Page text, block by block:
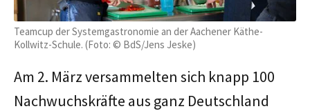
Teamcup der Systemgastronomie an der Aachener Käthe-
Kollwitz-Schule. (Foto: © BdS/Jens Jeske)
Am 2. März versammelten sich knapp 100
Nachwuchskräfte aus ganz Deutschland